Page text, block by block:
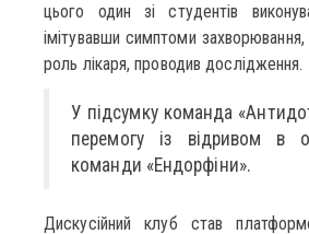
цього один зі студентів
імітувавши симптоми
роль лікаря, проводив дослідження.
У підсумку команда
перемогу із відривом в
команди «Ендорфіни».
Дискусійний клуб став